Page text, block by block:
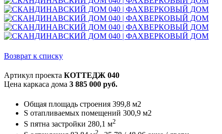
Возврат к списку
Артикул проекта КОТТЕДЖ 040
Цена каркаса дома 3 885 000 руб.
Общая площадь строения 399,8 м2
S отапливаемых помещений 300,9 м2
S пятна застройки 280,1 м2
2